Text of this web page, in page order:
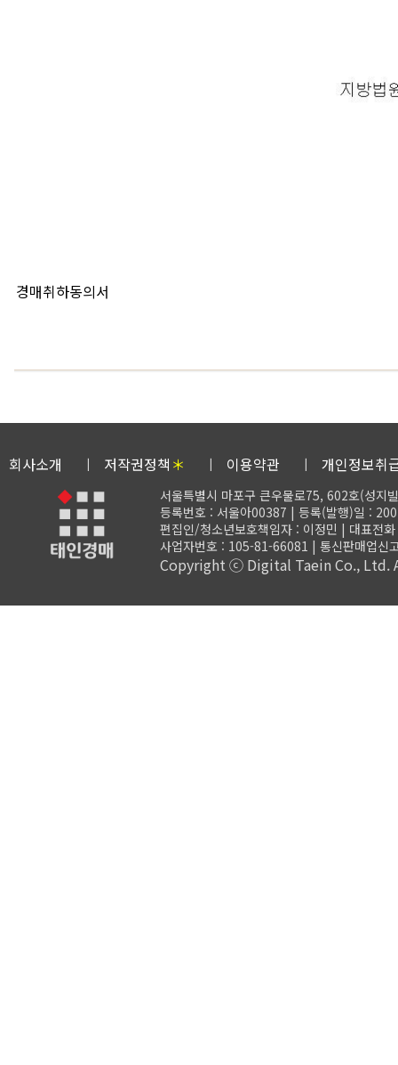
경매취하동의서
회사소개 저작권정책 ＊ 이용약관 개인정보취
서울특별시 마포구 큰우물로75, 602호(성지
등록번호 : 서울아00387 | 등록(발행)일 :
편집인/청소년보호책임자 : 이정민 | 대표
사업자번호 : 105-81-66081 | 통신판매업
Copyright ⓒ Digital Taein Co., Ltd.